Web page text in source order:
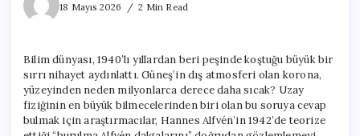
18 Mayıs 2026
2 Min Read
Bozulmalarını
Tahmin
Etme
Yöntemi
Geliştirildi
için
Bilim dünyası, 1940’lı yıllardan beri peşinde koştuğu büyük bir
sırrı nihayet aydınlattı. Güneş’in dış atmosferi olan korona,
yüzeyinden neden milyonlarca derece daha sıcak? Uzay
fiziğinin en büyük bilmecelerinden biri olan bu soruya cevap
bulmak için araştırmacılar, Hannes Alfvén’in 1942’de teorize